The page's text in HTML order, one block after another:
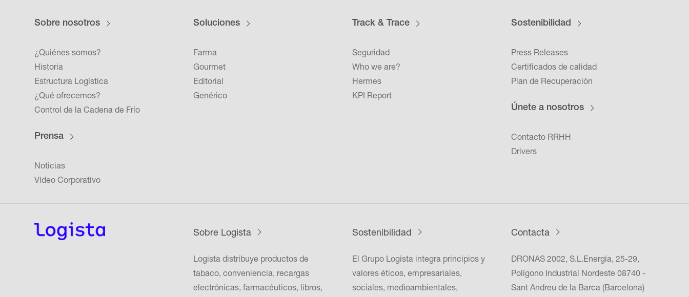
Sobre nosotros
¿Quiénes somos?
Historia
Estructura Logística
¿Qué ofrecemos?
Control de la Cadena de Frío
Prensa
Noticias
Vídeo Corporativo
Soluciones
Farma
Gourmet
Editorial
Genérico
Track & Trace
Seguridad
Who we are?
Hermes
KPI Report
Sostenibilidad
Press Releases
Certificados de calidad
Plan de Recuperación
Únete a nosotros
Contacto RRHH
Drivers
Sobre Logista
Logista distribuye productos de
tabaco, conveniencia, recargas
electrónicas, farmacéuticos, libros,
Sostenibilidad
El Grupo Logista integra principios y
valores éticos, empresariales,
sociales, medioambientales,
Contacta
DRONAS 2002, S.L.Energía, 25-29,
Polígono Industrial Nordeste 08740 -
Sant Andreu de la Barca (Barcelona)